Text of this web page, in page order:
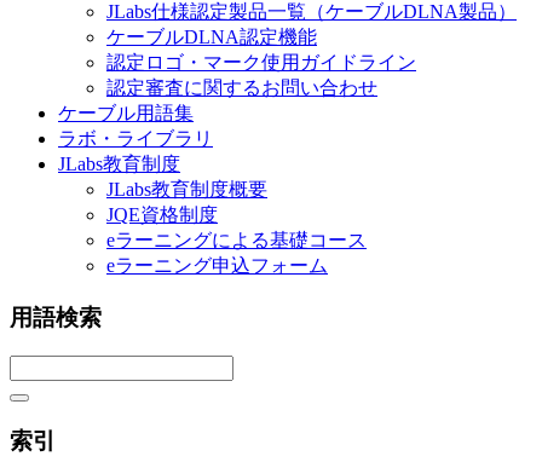
JLabs仕様認定製品一覧（ケーブルDLNA製品）
ケーブルDLNA認定機能
認定ロゴ・マーク使用ガイドライン
認定審査に関するお問い合わせ
ケーブル用語集
ラボ・ライブラリ
JLabs教育制度
JLabs教育制度概要
JQE資格制度
eラーニングによる基礎コース
eラーニング申込フォーム
用語検索
索引